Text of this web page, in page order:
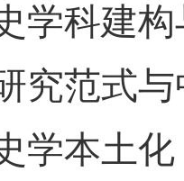
科建构
范式与
本土化